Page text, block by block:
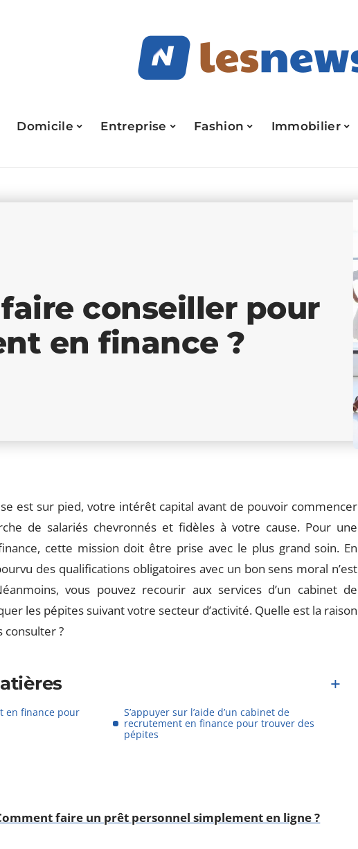
Domicile Entreprise Fashion Immobilier
conseiller pour
en finance ?
est sur pied, votre intérêt capital avant de pouvoir commencer
de salariés chevronnés et fidèles à votre cause. Pour une
cette mission doit être prise avec le plus grand soin. En
des qualifications obligatoires avec un bon sens moral n’est
vous pouvez recourir aux services d’un cabinet de
les pépites suivant votre secteur d’activité. Quelle est la raison
consulter ?
en finance pour
S’appuyer sur l’aide d’un cabinet de
recrutement en finance pour trouver des
pépites
faire un prêt personnel simplement en ligne ?